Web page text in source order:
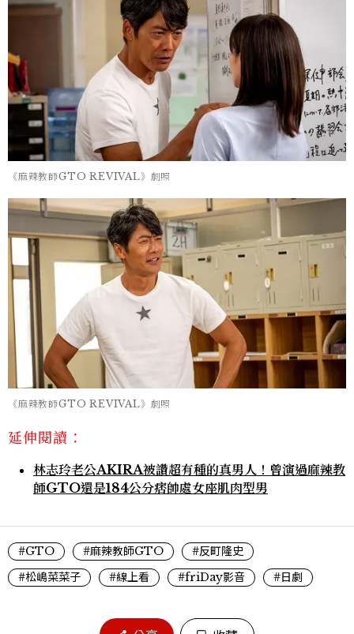
《麻辣教師GTO REVIVAL》劇照
《麻辣教師GTO REVIVAL》劇照
延伸閱讀：
林志玲老公AKIRA被讚超有種的真男人！曾演過麻辣教
師GTO還是184公分痞帥處女座肌肉型男
#GTO #麻辣教師GTO
#反町隆史
#松嶋菜菜子
#線上看 #friDay影音 #日劇